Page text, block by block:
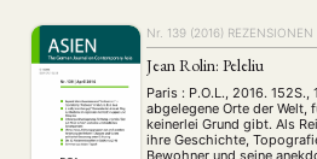
Nr. 139 (2016) REZENSIONEN
Jean Rolin: Peleliu
Paris : P.O.L., 2016.
abgelegene Orte der Welt,
keinerlei Grund gibt. Als
ihre Geschichte,
Bewohner und seine